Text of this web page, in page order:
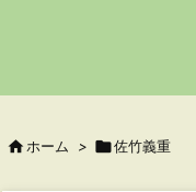
 ホーム > 佐竹義重